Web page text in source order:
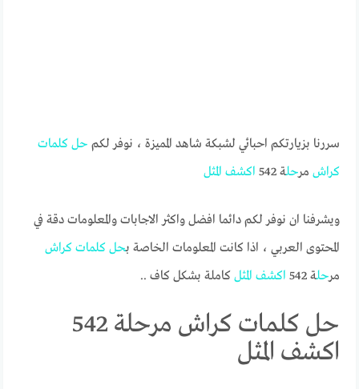
سررنا بزيارتكم احبائي لشبكة شاهد المميزة ، نوفر لكم حل كلمات
كراش مرحلة 542 اكشف المثل
ويشرفنا ان نوفر لكم دائما افضل واكثر الاجابات والمعلومات دقة في
المحتوى العربي ، اذا كانت المعلومات الخاصة بحل كلمات كراش
مرحلة 542 اكشف المثل كاملة بشكل كاف ..
حل كلمات كراش مرحلة 542
اكشف المثل